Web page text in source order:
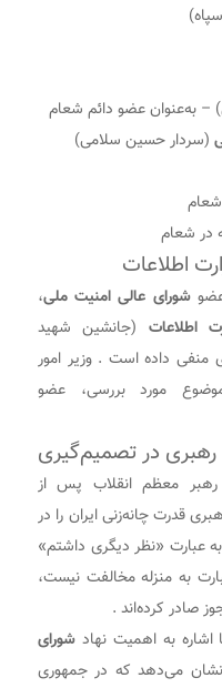
به‌عنوان عضو دائم شعام
(سردار حسین سلامی)
در شعام
اطلاعات
شورای عالی امنیت ملی،
اطلاعات (جانشین شهید
منفی داده است . وزیر امور
مورد بررسی، عضو
در تصمیم‌گیری
رهبر معظم انقلاب پس از
قدرت چانه‌زنی ایران را در
به عبارت «نظر دیگری داشتم»
به منزله مخالفت نیست،
صادر کرده‌اند .
به اهمیت نهادشورای
می‌دهد که در جمهوری